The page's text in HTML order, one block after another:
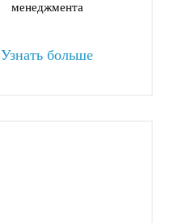
менеджмента
Узнать больше